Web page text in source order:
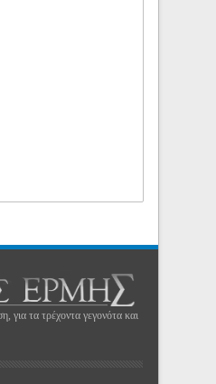
για τα τρέχοντα γεγονότα και